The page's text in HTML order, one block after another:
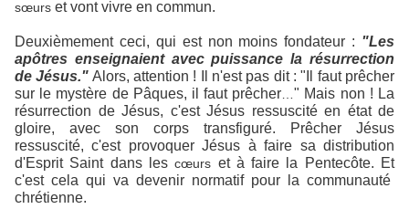
sœurs et vont vivre en commun.
Deuxièmement ceci, qui est non moins fondateur : "Les
apôtres enseignaient avec puissance la résurrection
de Jésus." Alors, attention ! Il n'est pas dit : "Il faut prêcher
sur le mystère de Pâques, il faut prêcher …" Mais non ! La
résurrection de Jésus, c'est Jésus ressuscité en état de
gloire, avec son corps transfiguré. Prêcher Jésus
ressuscité, c'est provoquer Jésus à faire sa distribution
d'Esprit Saint dans lescœurs et à faire
la Pentecôte. Et
c'est cela qui va devenir normatif pour la communauté
chrétienne.